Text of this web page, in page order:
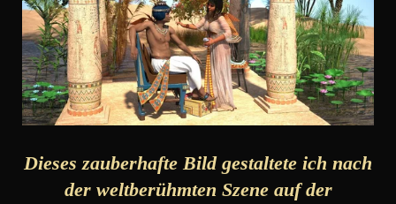
Dieses zauberhafte Bild gestaltete ich nach
der weltberühmten Szene auf der